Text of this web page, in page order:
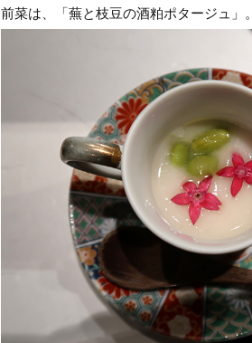
前菜は、「蕪と枝豆の酒粕ポタージュ」。